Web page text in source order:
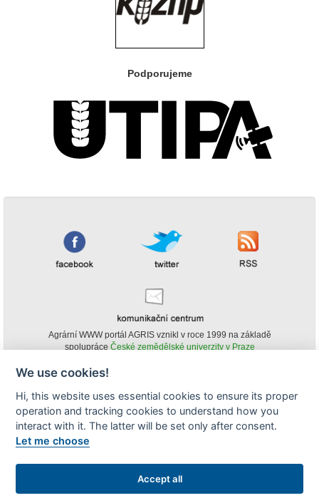
Podporujeme
Agrární WWW portál AGRIS vznikl v roce 1999 na základě
spolupráce České zemědělské univerzity v Praze
obsahu agrárního WWW portálu AGRIS je možné
(pokud není uvedeno jinak) pouze za podmínky uvedení zdroje v podobě
www.agris.cz a data publikace v AGRISu.
We use cookies!
Hi, this website uses essential cookies to ensure its proper
operation and tracking cookies to understand how you
interact with it. The latter will be set only after consent.
Let me choose
Accept all